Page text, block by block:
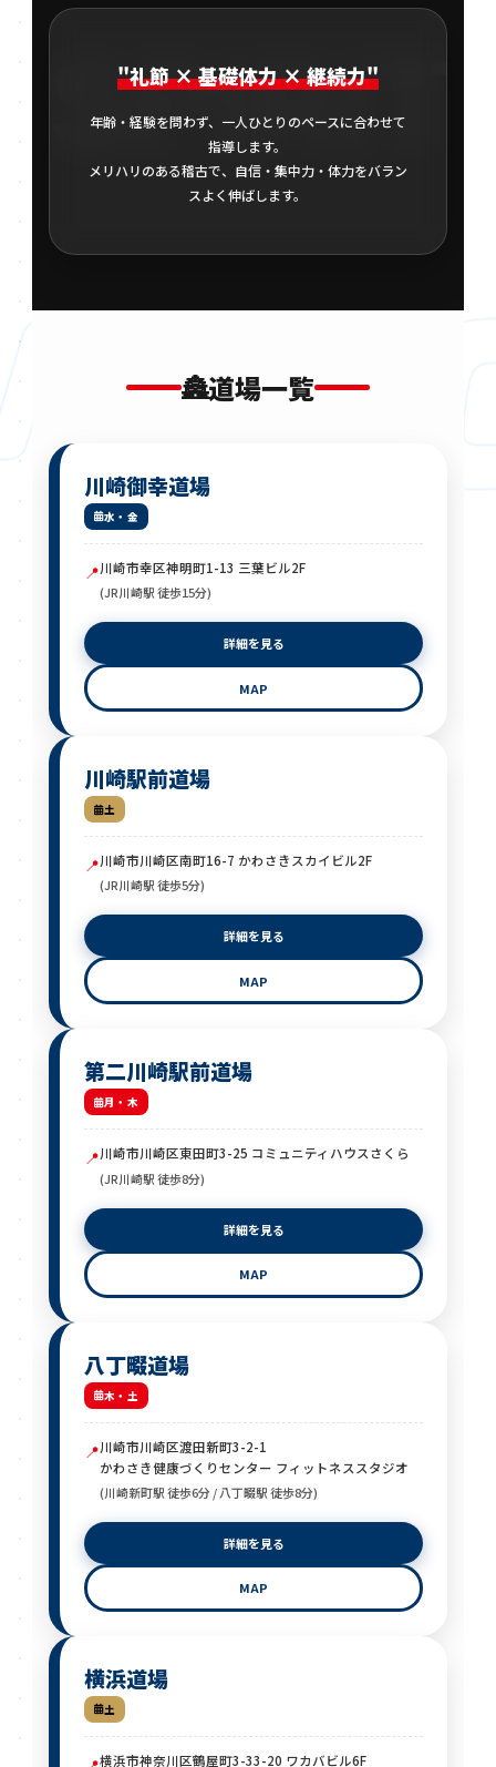
SPIRIT
"礼節 × 基礎体力 × 継続力"
年齢・経験を問わず、一人ひとりのペースに合わせて
指導します。
メリハリのある稽古で、自信・集中力・体力をバラン
スよく伸ばします。
🏯道場一覧
川崎御幸道場
水・金
📍川崎市幸区神明町1-13 三葉ビル2F
(JR川崎駅 徒歩15分)
詳細を見る
MAP
川崎駅前道場
土
📍川崎市川崎区南町16-7 かわさきスカイビル2F
(JR川崎駅 徒歩5分)
詳細を見る
MAP
第二川崎駅前道場
月・木
📍川崎市川崎区東田町3-25 コミュニティハウスさくら
(JR川崎駅 徒歩8分)
詳細を見る
MAP
八丁畷道場
木・土
📍川崎市川崎区渡田新町3-2-1
かわさき健康づくりセンター フィットネススタジオ
(川崎新町駅 徒歩6分 / 八丁畷駅 徒歩8分)
詳細を見る
MAP
横浜道場
土
横浜市神奈川区鶴屋町3-33-20 ワカバビル6F